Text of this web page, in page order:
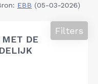
EBB (05-03-2026)
DE
Filters